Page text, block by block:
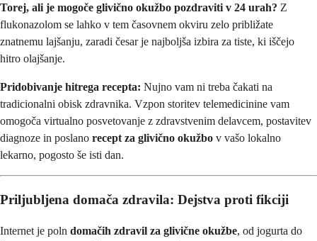
Torej, ali je mogoče glivično okužbo pozdraviti v 24 urah? Z
flukonazolom se lahko v tem časovnem okviru zelo približate
znatnemu lajšanju, zaradi česar je najboljša izbira za tiste, ki iščejo
hitro olajšanje.
Pridobivanje hitrega recepta: Nujno vam ni treba čakati na
tradicionalni obisk zdravnika. Vzpon storitev telemedicinine vam
omogoča virtualno posvetovanje z zdravstvenim delavcem, postavitev
diagnoze in poslano recept za glivično okužbo v vašo lokalno
lekarno, pogosto še isti dan.
Priljubljena domača zdravila: Dejstva proti fikciji
Internet je poln domačih zdravil za glivične okužbe, od jogurta do